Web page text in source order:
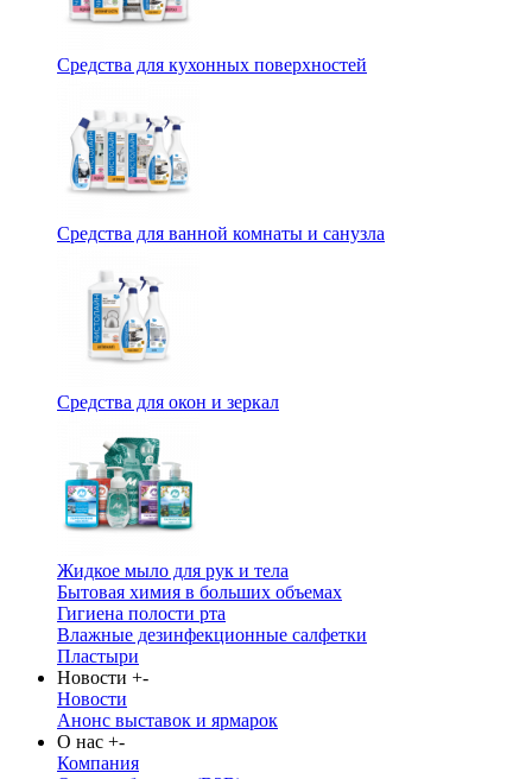
Средства для кухонных поверхностей
Средства для ванной комнаты и санузла
Средства для окон и зеркал
Жидкое мыло для рук и тела
Бытовая химия в больших объемах
Гигиена полости рта
Влажные дезинфекционные салфетки
Пластыри
Новости +-
Новости
Анонс выставок и ярмарок
О нас +-
Компания